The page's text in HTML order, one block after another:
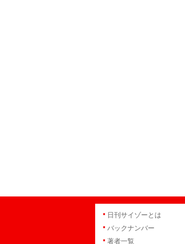
日刊サイゾーとは
バックナンバー
著者一覧